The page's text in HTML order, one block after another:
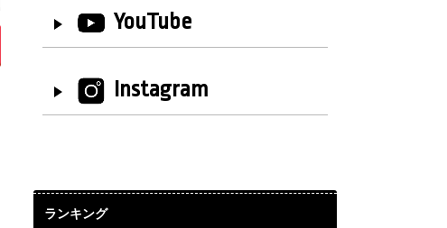
YouTube
Instagram
ランキング